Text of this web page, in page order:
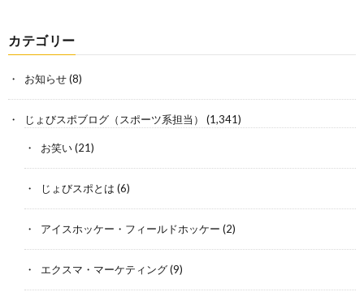
カテゴリー
お知らせ(8)
じょびスポブログ（スポーツ系担当） (1,341)
お笑い(21)
じょびスポとは (6)
アイスホッケー・フィールドホッケー (2)
エクスマ・マーケティング(9)